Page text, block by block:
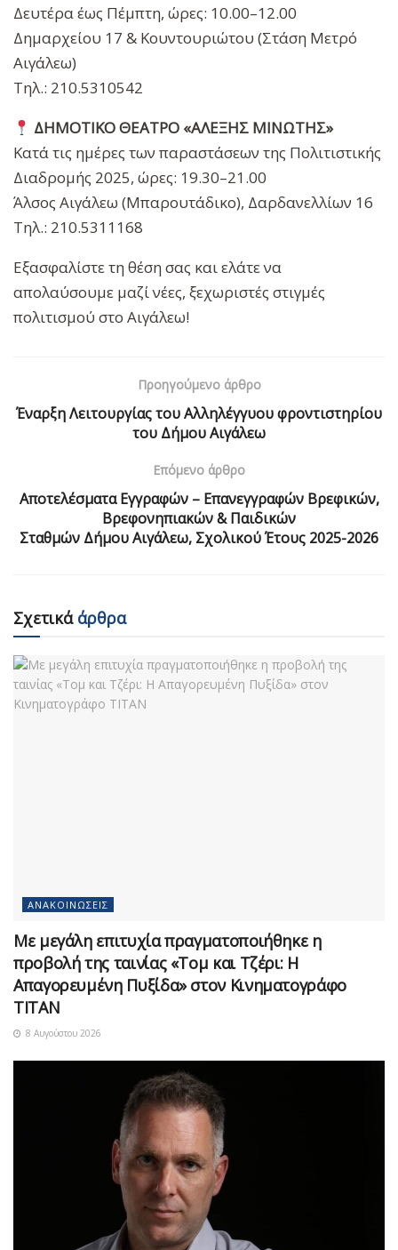
Δευτέρα έως Πέμπτη, ώρες: 10.00–12.00
Δημαρχείου 17 & Κουντουριώτου (Στάση Μετρό
Αιγάλεω)
Τηλ.: 210.5310542
ΔΗΜΟΤΙΚΟ ΘΕΑΤΡΟ «ΑΛΕΞΗΣ ΜΙΝΩΤΗΣ»
Κατά τις ημέρες των παραστάσεων της Πολιτιστικής
Διαδρομής 2025, ώρες: 19.30–21.00
Άλσος Αιγάλεω (Μπαρουτάδικο), Δαρδανελλίων 16
Τηλ.: 210.5311168
Εξασφαλίστε τη θέση σας και ελάτε να
απολαύσουμε μαζί νέες, ξεχωριστές στιγμές
πολιτισμού στο Αιγάλεω!
Προηγούμενο άρθρο
Έναρξη Λειτουργίας του Αλληλέγγυου φροντιστηρίου
του Δήμου Αιγάλεω
Επόμενο άρθρο
Αποτελέσματα Εγγραφών – Επανεγγραφών Βρεφικών,
Βρεφονηπιακών & Παιδικών
Σταθμών Δήμου Αιγάλεω, Σχολικού Έτους 2025-2026
Σχετικάάρθρα
ΑΝΑΚΟΙΝΏΣΕΙΣ
Με μεγάλη επιτυχία πραγματοποιήθηκε η
προβολή της ταινίας «Τομ και Τζέρι: Η
Απαγορευμένη Πυξίδα» στον Κινηματογράφο
ΤΙΤΑΝ
8 Αυγούστου 2026